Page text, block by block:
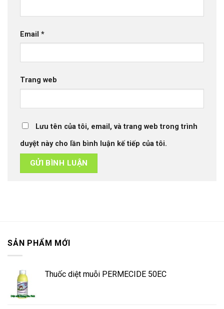
Email *
Trang web
Lưu tên của tôi, email, và trang web trong trình
duyệt này cho lần bình luận kế tiếp của tôi.
SẢN PHẨM MỚI
Thuốc diệt muỗi PERMECIDE 50EC